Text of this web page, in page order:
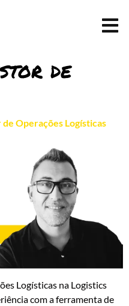
de
Operações Logísticas
Logísticas na Logistics
com a ferramenta de